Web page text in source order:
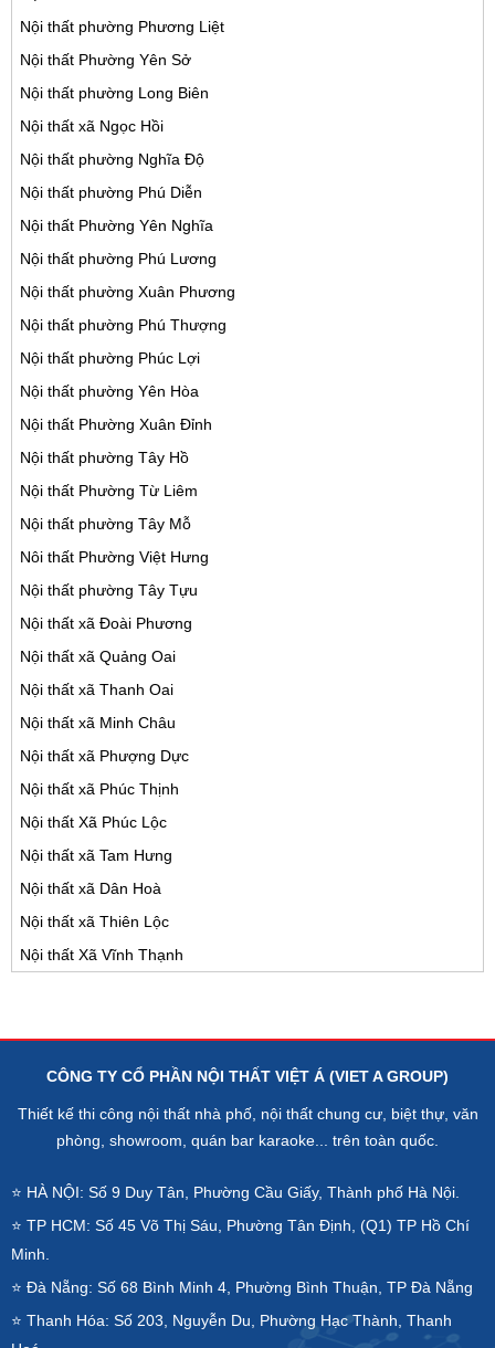
Nội thất phường Phương Liệt
Nội thất Phường Yên Sở
Nội thất phường Long Biên
Nội thất xã Ngọc Hồi
Nội thất phường Nghĩa Độ
Nội thất phường Phú Diễn
Nội thất Phường Yên Nghĩa
Nội thất phường Phú Lương
Nội thất phường Xuân Phương
Nội thất phường Phú Thượng
Nội thất phường Phúc Lợi
Nội thất phường Yên Hòa
Nội thất Phường Xuân Đỉnh
Nội thất phường Tây Hồ
Nội thất Phường Từ Liêm
Nội thất phường Tây Mỗ
Nôi thất Phường Việt Hưng
Nội thất phường Tây Tựu
Nội thất xã Đoài Phương
Nội thất xã Quảng Oai
Nội thất xã Thanh Oai
Nội thất xã Minh Châu
Nội thất xã Phượng Dực
Nội thất xã Phúc Thịnh
Nội thất Xã Phúc Lộc
Nội thất xã Tam Hưng
Nội thất xã Dân Hoà
Nội thất xã Thiên Lộc
Nội thất Xã Vĩnh Thạnh
CÔNG TY CỔ PHẦN NỘI THẤT VIỆT Á (VIET A GROUP)
Thiết kế thi công nội thất nhà phố, nội thất chung cư, biệt thự, văn
phòng, showroom, quán bar karaoke... trên toàn quốc.
⭐ HÀ NỘI: Số 9 Duy Tân, Phường Cầu Giấy, Thành phố Hà Nội.
⭐ TP HCM: Số 45 Võ Thị Sáu, Phường Tân Định, (Q1) TP Hồ Chí
Minh.
⭐ Đà Nẵng: Số 68 Bình Minh 4, Phường Bình Thuận, TP Đà Nẵng
⭐ Thanh Hóa: Số 203, Nguyễn Du, Phường Hạc Thành, Thanh